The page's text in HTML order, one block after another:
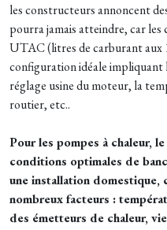
les constructeurs annoncent
pourra jamais atteindre, car
UTAC (litres de carburant aux
configuration idéale impliquant
réglage usine du moteur, la
routier, etc..
Pour les pompes à chaleur,
conditions optimales de
une installation domestique,
nombreux facteurs :
des émetteurs de chaleur,